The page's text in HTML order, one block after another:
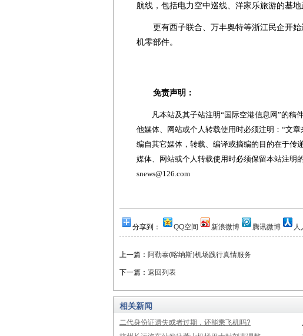
航线，包括电力空中巡线、洋家乐旅游的基
更有西子联合、万丰奥特等浙江民企开始
机零部件。
免责声明：
凡本站及其子站注明“国际空港信息网”的稿
他媒体、网站或个人转载使用时必须注明：“文
编自其它媒体，转载、编译或摘编的目的在于传
媒体、网站或个人转载使用时必须保留本站注明
snews@126.com
分享到： QQ空间 新浪微博 腾讯微博 人
上一篇： 阿勒泰(喀纳斯)机场践行真情服务
下一篇： 返回列表
相关新闻
二代身份证遗失或者过期，还能乘飞机吗?